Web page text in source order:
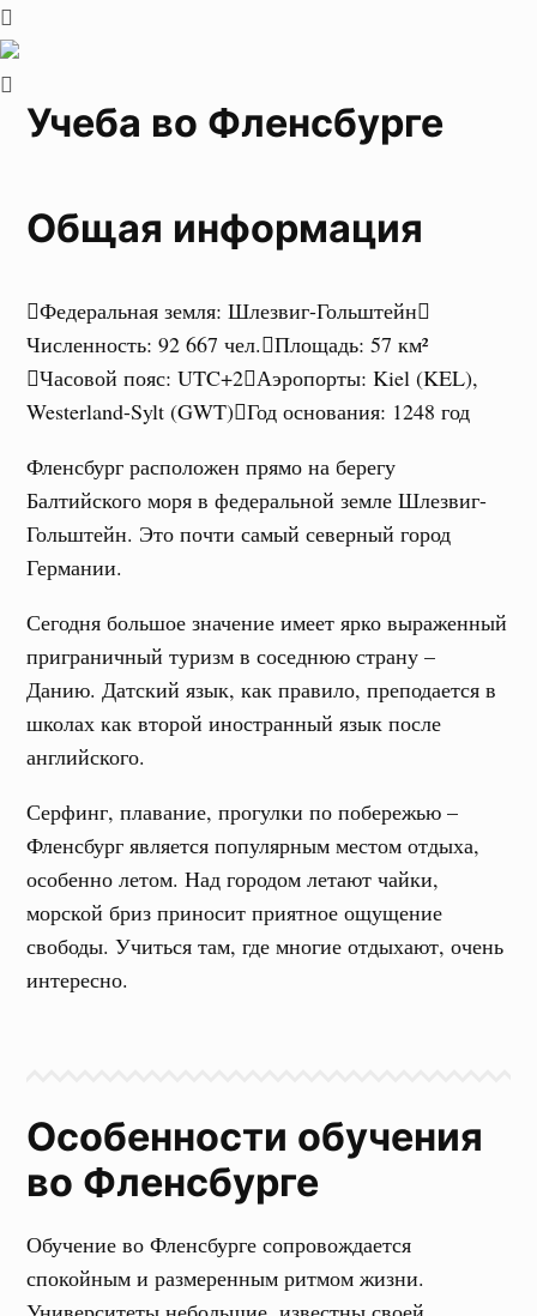
Учеба во Фленсбурге
Общая информация
Федеральная земля:Шлезвиг-Гольштейн
Численность:92 667 чел. Площадь:57 км²
Часовой пояс:UTC+2 Аэропорты:Kiel (KEL),
Westerland-Sylt (GWT) Год основания: 1248 год
Фленсбург расположен прямо на берегу
Балтийского моря в федеральной земле Шлезвиг-
Гольштейн. Это почти самый северный город
Германии.
Сегодня большое значение имеет ярко выраженный
приграничный туризм в соседнюю страну –
Данию. Датский язык, как правило, преподается в
школах как второй иностранный язык после
английского.
Серфинг, плавание, прогулки по побережью –
Фленсбург является популярным местом отдыха,
особенно летом. Над городом летают чайки,
морской бриз приносит приятное ощущение
свободы. Учиться там, где многие отдыхают, очень
интересно.
Особенности обучения
во Фленсбурге
Обучение во Фленсбурге сопровождается
спокойным и размеренным ритмом жизни.